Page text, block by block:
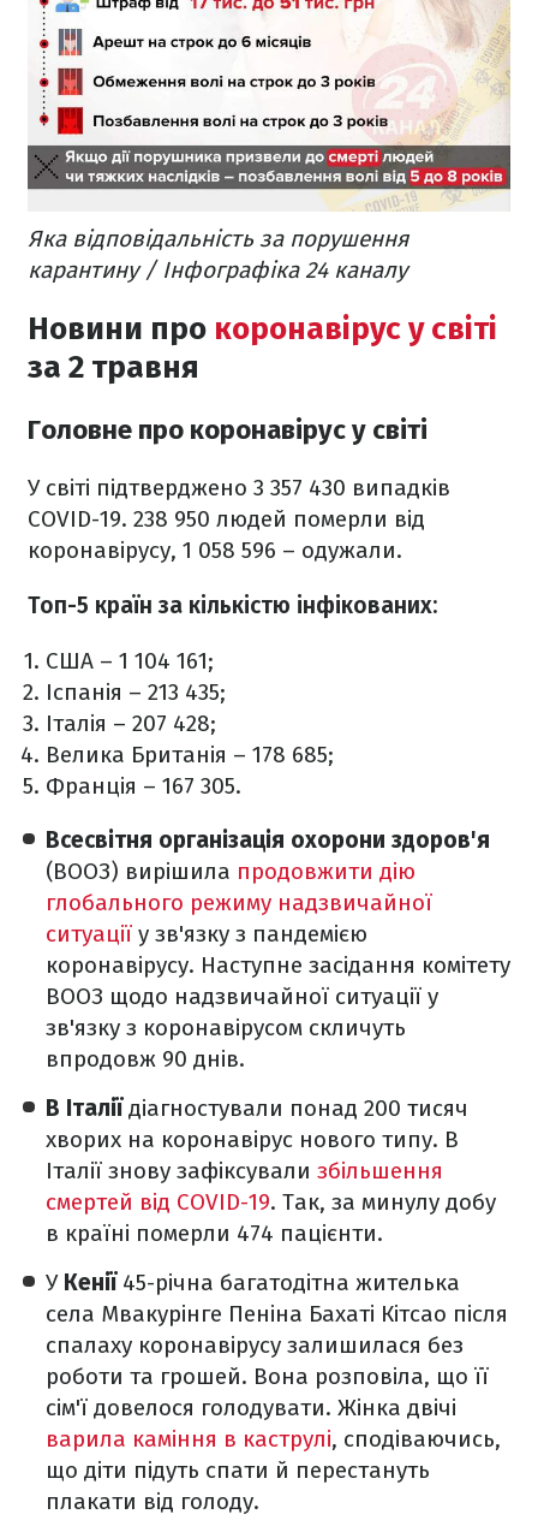
Яка відповідальність за порушення
карантину / Інфографіка 24 каналу
Новини про коронавірус у світі
за 2 травня
Головне про коронавірус у світі
У світі підтверджено 3 357 430 випадків
COVID-19. 238 950 людей померли від
коронавірусу, 1 058 596 – одужали.
Топ-5 країн за кількістю інфікованих:
США – 1 104 161;
Іспанія – 213 435;
Італія – 207 428;
Велика Британія – 178 685;
Франція – 167 305.
Всесвітня організація охорони здоров'я
(ВООЗ) вирішила продовжити дію
глобального режиму надзвичайної
ситуації у зв'язку з пандемією
коронавірусу. Наступне засідання комітету
ВООЗ щодо надзвичайної ситуації у
зв'язку з коронавірусом скличуть
впродовж 90 днів.
В Італіїдіагностували понад 200 тисяч
хворих на коронавірус нового типу. В
Італії знову зафіксували збільшення
смертей від COVID-19. Так, за минулу добу
в країні померли 474 пацієнти.
У Кенії45-річна багатодітна жителька
села Мвакурінге Пеніна Бахаті Кітсао після
спалаху коронавірусу залишилася без
роботи та грошей. Вона розповіла, що її
сім'ї довелося голодувати. Жінка двічі
варила каміння в каструлі, сподіваючись,
що діти підуть спати й перестануть
плакати від голоду.